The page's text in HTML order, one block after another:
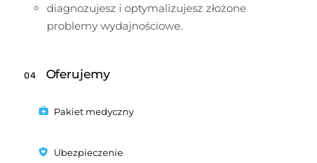
diagnozujesz i optymalizujesz złożone
problemy wydajnościowe.
04 Oferujemy
Pakiet medyczny
Ubezpieczenie